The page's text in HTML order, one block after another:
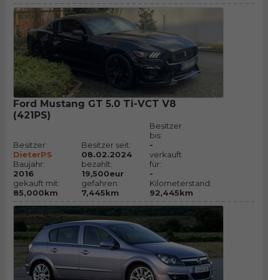
Ford Mustang GT 5.0 Ti-VCT V8
(421PS)
Besitzer:
DieterPS
Baujahr:
2016
gekauft mit:
85,000km
Besitzer seit:
08.02.2024
bezahlt:
19,500eur
gefahren:
7,445km
Besitzer
bis:
-
verkauft
für:
-
Kilometerstand:
92,445km